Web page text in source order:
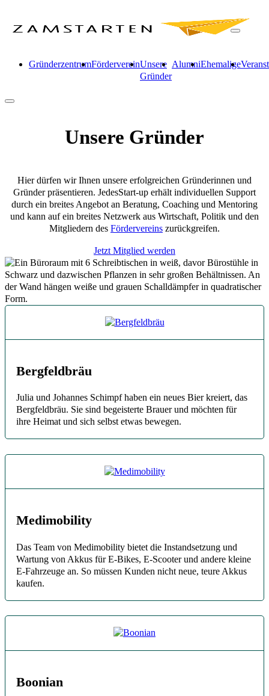
GründerzentrumFördervereinUnsere
Gründer
AlumniEhemalige
Unsere Gründer
Hier dürfen wir Ihnen unsere erfolgreichen Gründerinnen und
Gründer präsentieren. JedesStart-up erhält individuellen Support
durch ein breites Angebot an Beratung, Coaching und Mentoring
und kann auf ein breites Netzwerk aus Wirtschaft, Politik und den
Mitgliedern des Fördervereins zurückgreifen.
Jetzt Mitglied werden
Bergfeldbräu
Julia und Johannes Schimpf haben ein neues Bier kreiert, das
Bergfeldbräu. Sie sind begeisterte Brauer und möchten für
ihre Heimat und sich selbst etwas bewegen.
Medimobility
Das Team von Medimobility bietet die Instandsetzung und
Wartung von Akkus für E-Bikes, E-Scooter und andere kleine
E-Fahrzeuge an. So müssen Kunden nicht neue, teure Akkus
kaufen.
Boonian